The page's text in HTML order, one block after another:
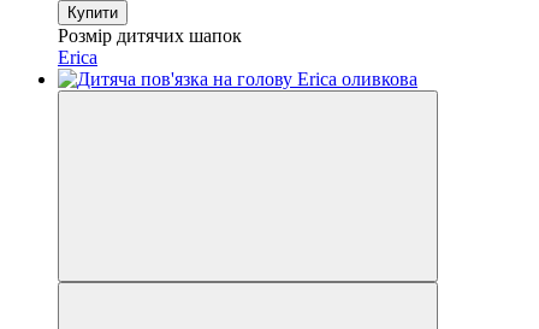
Купити
Розмір дитячих шапок
Erica